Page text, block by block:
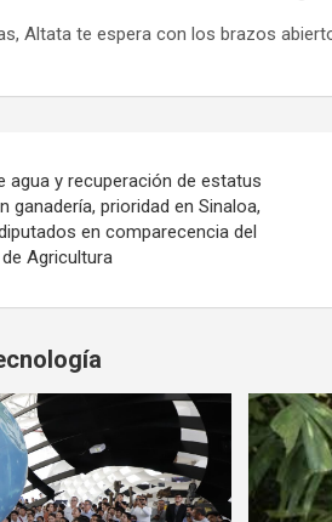
Altata te espera con los brazos
agua y recuperación de estatus
ganadería, prioridad en Sinaloa,
en comparecencia del
Agricultura